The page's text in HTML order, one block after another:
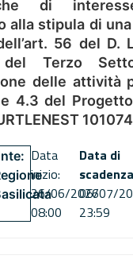
di
alla stipula di
56 del D.
del Terzo
delle attività
4.3 del Progetto
Data
inizio:
26/06/2026
08:00
Data di
06/07/
23:59